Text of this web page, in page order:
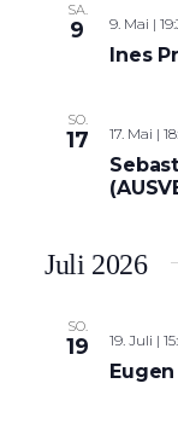
SA.
9 9. Mai |
Ines
SO.
17 17. Mai |
Juli 2026
SO.
19 19. Juli |